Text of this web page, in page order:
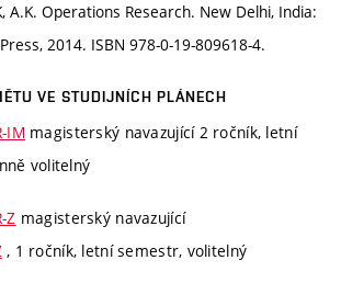
A.K. Operations Research. New Delhi, India:
2014. ISBN 978-0-19-809618-4.
VE STUDIJNÍCH PLÁNECH
IM magisterský navazující 2 ročník, letní
volitelný
Z magisterský navazující
, 1 ročník, letní semestr, volitelný